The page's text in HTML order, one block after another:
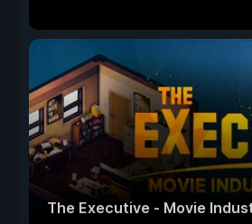
The Executive - Movie